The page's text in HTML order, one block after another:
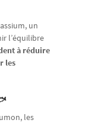
un
l’équilibre
à réduire
les
les